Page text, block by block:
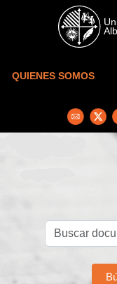
Skip to main content
QUIENES SOMOS